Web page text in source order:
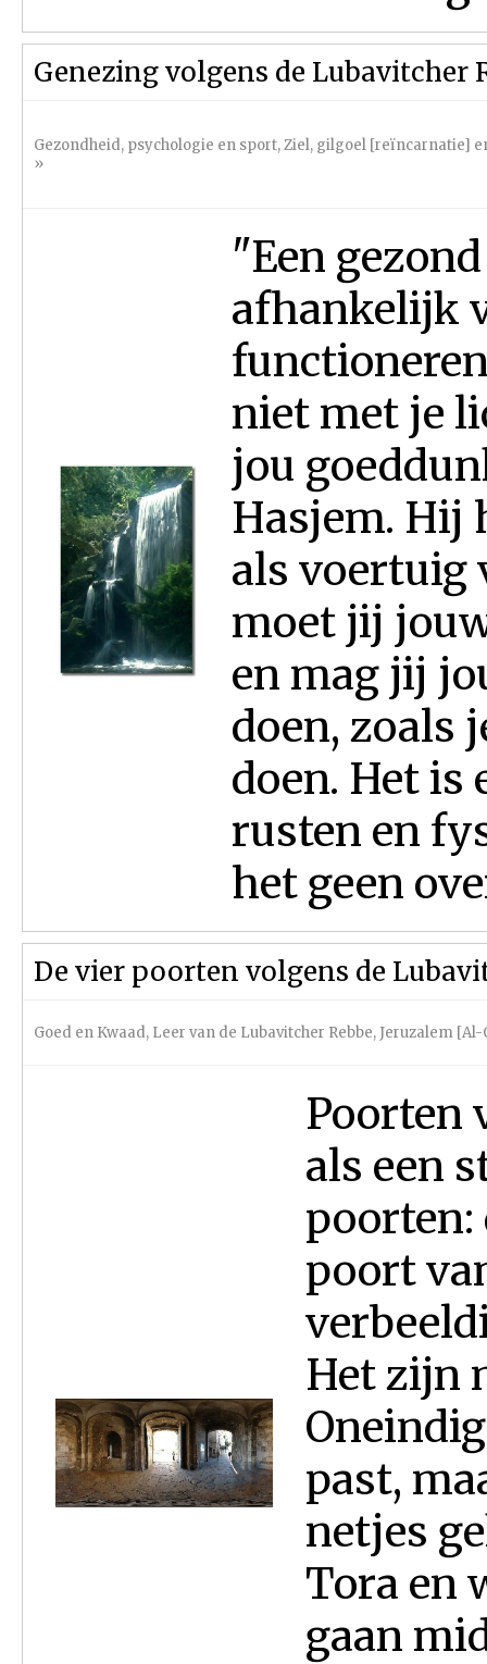
Genezing volgens de Lubavitcher
Gezondheid, psychologie en sport,Ziel, gilgoel [reïncarnatie]
»
"Een
afhankelijk
niet met je
jou
Hasjem. Hij
als voertuig
moet jij
en mag jij
doen, zoals
doen. Het is
rusten en
het geen
De vier poorten volgens de
Goed en Kwaad, Leer van de Lubavitcher Rebbe, Jeruzalem [Al-
Poorten
als een
poorten:
poort
Het zijn
past,
netjes
Tora en
gaan